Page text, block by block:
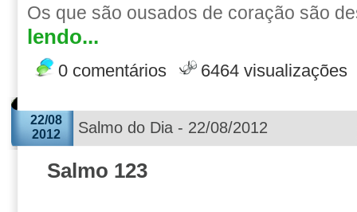
Os que são ousados de coração são
lendo...
0 comentários 6464 visualizações
22/08
2012
Salmo do Dia - 22/08/2012
Salmo 123